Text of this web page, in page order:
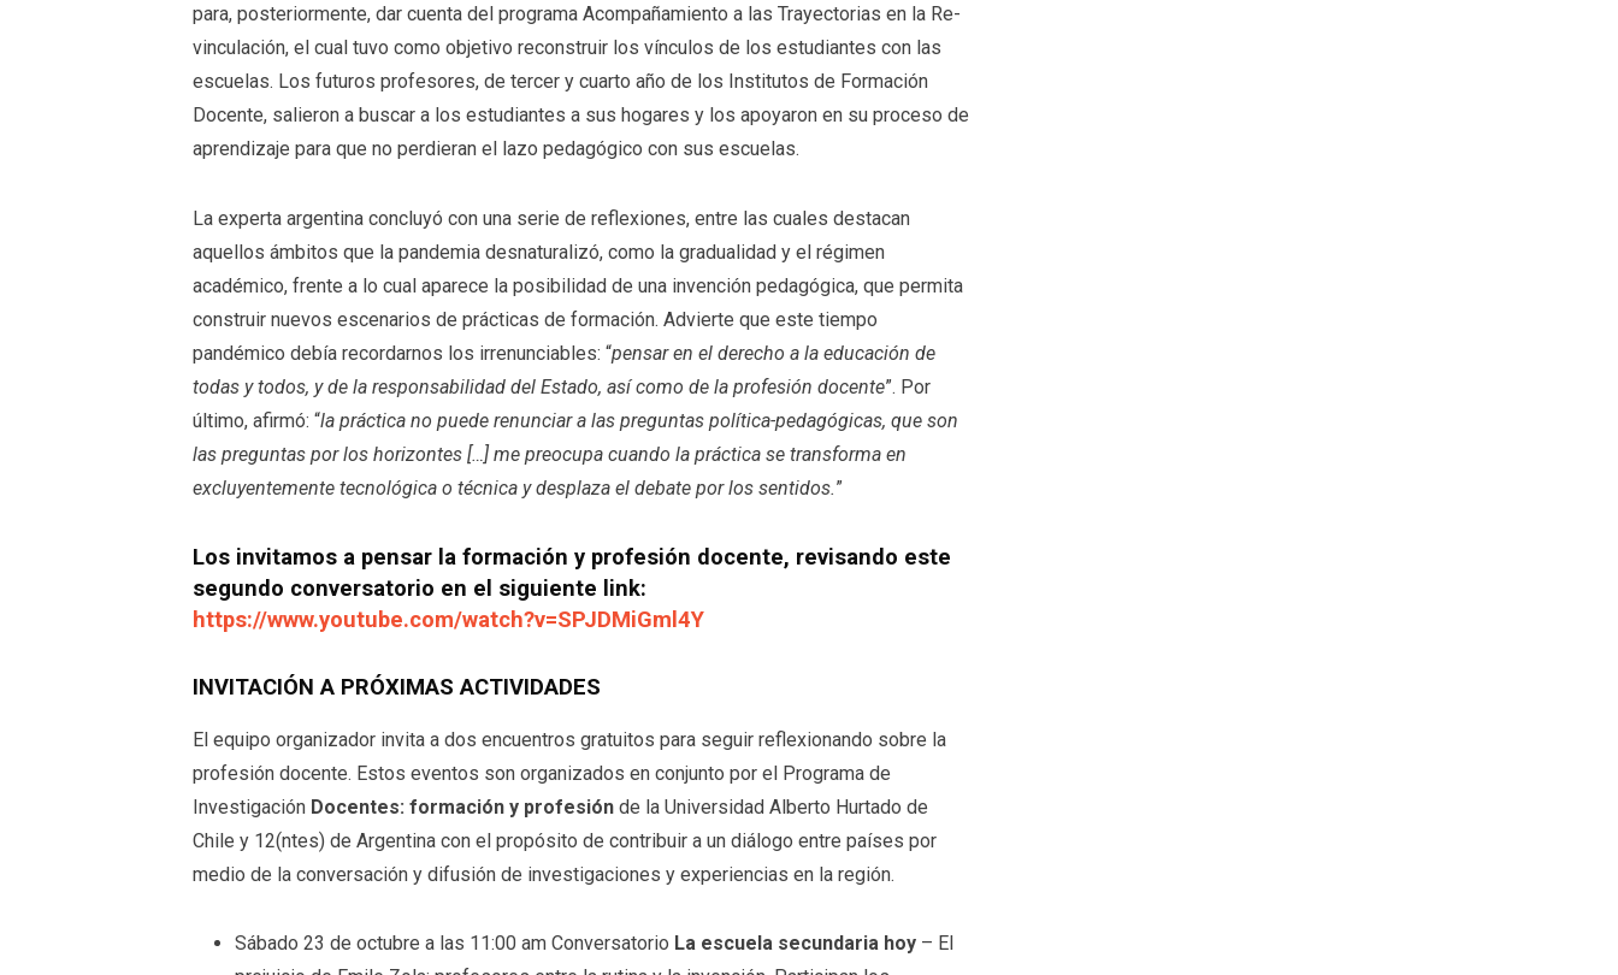
para, posteriormente, dar cuenta del programa Acompañamiento a las Trayectorias en la Re-
vinculación, el cual tuvo como objetivo reconstruir los vínculos de los estudiantes con las
escuelas. Los futuros profesores, de tercer y cuarto año de los Institutos de Formación
Docente, salieron a buscar a los estudiantes a sus hogares y los apoyaron en su proceso de
aprendizaje para que no perdieran el lazo pedagógico con sus escuelas.
La experta argentina concluyó con una serie de reflexiones, entre las cuales destacan
aquellos ámbitos que la pandemia desnaturalizó, como la gradualidad y el régimen
académico, frente a lo cual aparece la posibilidad de una invención pedagógica, que permita
construir nuevos escenarios de prácticas de formación. Advierte que este tiempo
pandémico debía recordarnos los irrenunciables: “pensar en el derecho a la educación de
todas y todos, y de la responsabilidad del Estado, así como de la profesión docente”. Por
último, afirmó: “la práctica no puede renunciar a las preguntas política-pedagógicas, que son
las preguntas por los horizontes[…] me preocupa cuando la práctica se transforma en
excluyentemente tecnológica o técnica y desplaza el debate por los sentidos.”
Los invitamos a pensar la formación y profesión docente, revisando este
segundo conversatorio en el siguiente link:
https://www.youtube.com/watch?v=SPJDMiGml4Y
INVITACIÓN A PRÓXIMAS ACTIVIDADES
El equipo organizador invita a dos encuentros gratuitos para seguir reflexionando sobre la
profesión docente. Estos eventos son organizados en conjunto por el Programa de
Investigación Docentes: formación y profesión de la Universidad Alberto Hurtado de
Chile y 12(ntes) de Argentina con el propósito de contribuir a un diálogo entre países por
medio de la conversación y difusión de investigaciones y experiencias en la región.
Sábado 23 de octubre a las 11:00 am Conversatorio La escuela secundaria hoy – El